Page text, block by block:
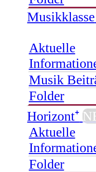
Musikklasse
Aktuelle
Musik
Folder
Horizont⁺
Aktuelle
Folder